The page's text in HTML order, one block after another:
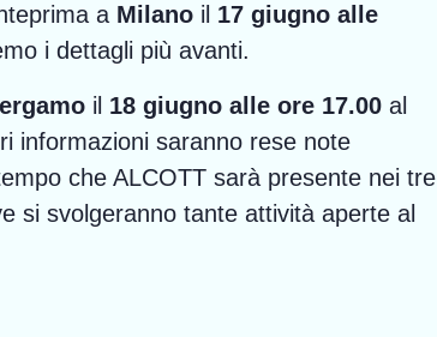
a Milano il 17 giugno alle
i dettagli più avanti.
il 18 giugno alle ore 17.00 al
informazioni saranno rese note
che ALCOTT sarà presente nei tre
si svolgeranno tante attività aperte al